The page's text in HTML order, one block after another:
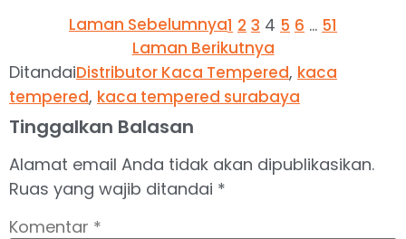
Laman Sebelumnya1 2 3 4 5 6 … 51
Laman Berikutnya
DitandaiDistributor Kaca Tempered, kaca
tempered, kaca tempered surabaya
Tinggalkan Balasan
Alamat email Anda tidak akan dipublikasikan.
Ruas yang wajib ditandai *
Komentar *